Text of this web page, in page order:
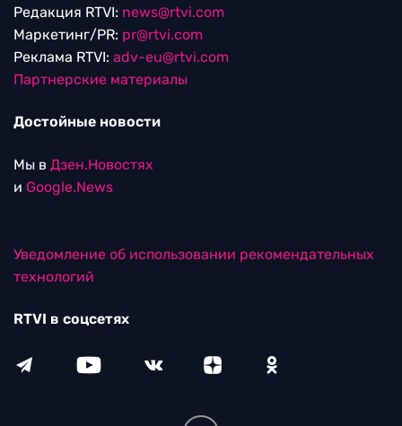
Редакция RTVI: news@rtvi.com
Маркетинг/PR: pr@rtvi.com
Реклама RTVI: adv-eu@rtvi.com
Партнерские материалы
Достойные новости
Мы в Дзен.Новостях
и Google.News
Уведомление об использовании рекомендательных
технологий
RTVI в соцсетях